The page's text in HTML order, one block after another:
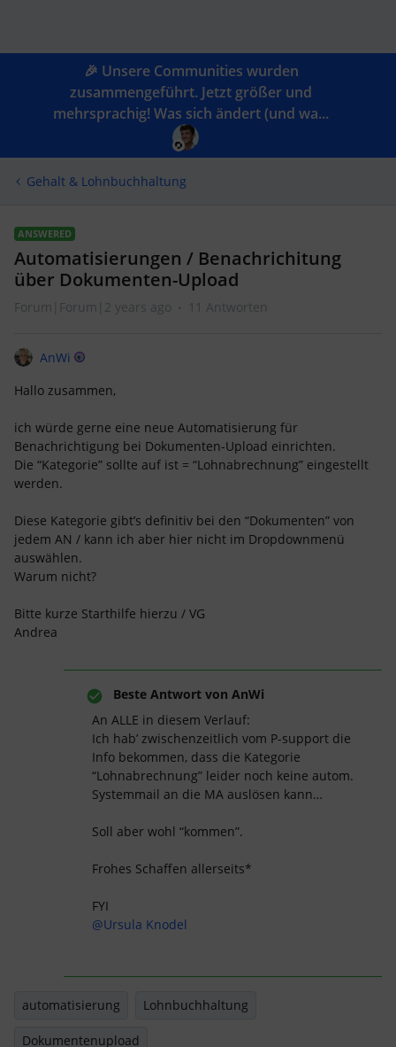
🎉 Unsere Communities wurden
zusammengeführt. Jetzt größer und
mehrsprachig! Was sich ändert (und wa...
Gehalt & Lohnbuchhaltung
ANSWERED
Automatisierungen / Benachrichitung
über Dokumenten-Upload
Forum|Forum|2 years ago 11 Antworten
AnWi
Hallo zusammen,
ich würde gerne eine neue Automatisierung für
Benachrichtigung bei Dokumenten-Upload einrichten.
Die “Kategorie” sollte auf ist = “Lohnabrechnung” eingestellt
werden.
Diese Kategorie gibt’s definitiv bei den “Dokumenten” von
jedem AN / kann ich aber hier nicht im Dropdownmenü
auswählen.
Warum nicht?
Bitte kurze Starthilfe hierzu / VG
Andrea
Beste Antwort von AnWi
An ALLE in diesem Verlauf:
Ich hab’ zwischenzeitlich vom P-support die
Info bekommen, dass die Kategorie
“Lohnabrechnung” leider noch keine autom.
Systemmail an die MA auslösen kann…
Soll aber wohl “kommen”.
Frohes Schaffen allerseits*
FYI
@Ursula Knodel
automatisierung Lohnbuchhaltung
Dokumentenupload